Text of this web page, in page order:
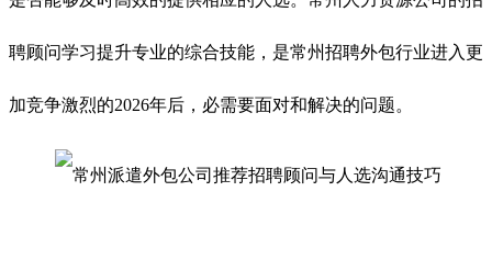
聘顾问学习提升专业的综合技能，是常州招聘外包行业进入更
加竞争激烈的2026年后，必需要面对和解决的问题。